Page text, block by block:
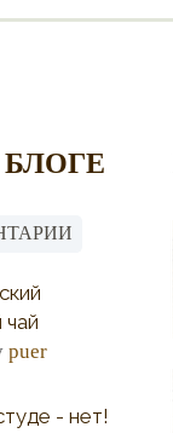
puer
- нет!